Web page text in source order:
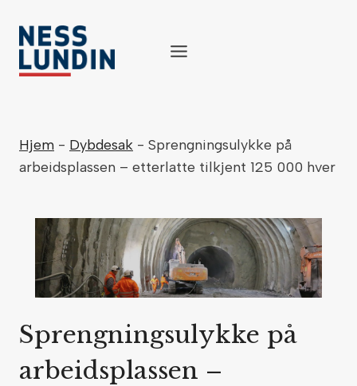
content
Hjem - Dybdesak - Sprengningsulykke på
arbeidsplassen – etterlatte tilkjent 125 000 hver
Sprengningsulykke på
arbeidsplassen –